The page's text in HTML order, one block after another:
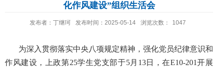
化作风建设”组织生活会
发布者：丁继珂 发布时间：2025-05-14 浏览次数： 1047
为深入贯彻落实中央八项规定精神，强化党员纪律意识和
作风建设，上政第25学生党支部于5月 13日，在E10-201开展